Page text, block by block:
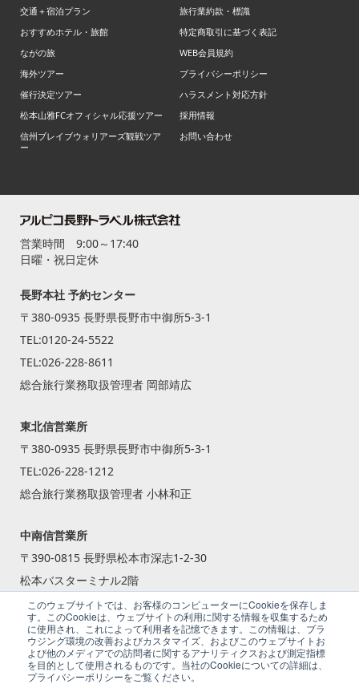
このウェブサイトでは、お客様のコンピューターにCookieを保存しま
す。このCookieは、ウェブサイトの利用に関する情報を収集するため
に使用され、これによって利用者を記憶できます。この情報は、ブラ
ウジング環境の改善およびカスタマイズ、およびこのウェブサイトお
よび他のメディアでの訪問者に関するアナリティクスおよび測定指標
を目的として使用されるものです。当社のCookieについての詳細は、
プライバシーポリシーをご覧ください。
交通＋宿泊プラン
おすすめホテル・旅館
ながの旅
海外ツアー
催行決定ツアー
松本山雅FCオフィシャル応援ツアー
信州ブレイブウォリアーズ観戦ツア
ー
旅行業約款・標識
特定商取引に基づく表記
WEB会員規約
プライバシーポリシー
ハラスメント対応方針
採用情報
お問い合わせ
営業時間 9:00～17:40
日曜・祝日定休
長野本社 予約センター
〒380-0935 長野県長野市中御所5-3-1
TEL:0120-24-5522
TEL:026-228-8611
総合旅行業務取扱管理者 岡部靖広
東北信営業所
〒380-0935 長野県長野市中御所5-3-1
TEL:026-228-1212
総合旅行業務取扱管理者 小林和正
中南信営業所
〒390-0815 長野県松本市深志1-2-30
松本バスターミナル2階
TEL:0263-87-2240
総合旅行業務取扱管理者 籾倉 一斗